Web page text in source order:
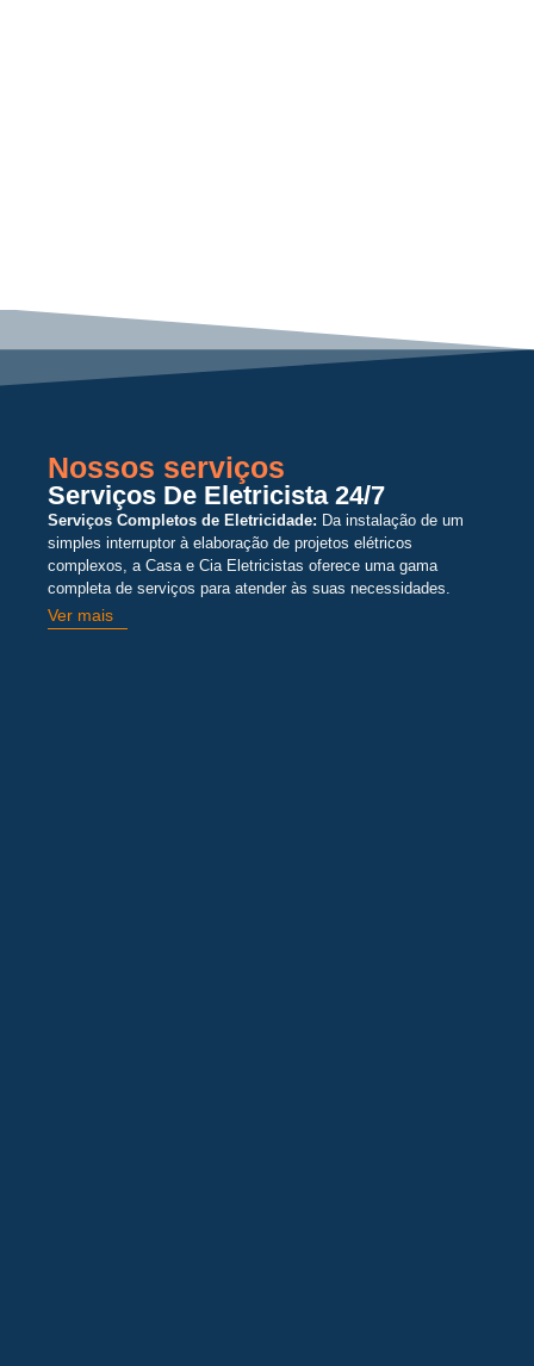
Nossos serviços
Serviços De Eletricista 24/7
Serviços Completos de Eletricidade: Da instalação de um
simples interruptor à elaboração de projetos elétricos
complexos, a Casa e Cia Eletricistas oferece uma gama
completa de serviços para atender às suas necessidades.
Ver mais